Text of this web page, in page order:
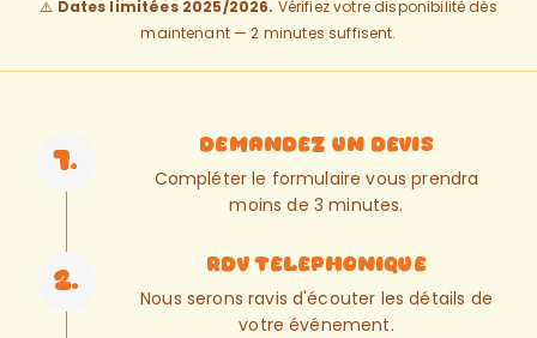
⚠️ Dates limitées 2025/2026. Vérifiez votre disponibilité dès
maintenant — 2 minutes suffisent.
1.
Demandez un devis
Compléter le formulaire vous prendra
moins de 3 minutes.
2.
RDV telephonique
Nous serons ravis d'écouter les détails de
votre événement.